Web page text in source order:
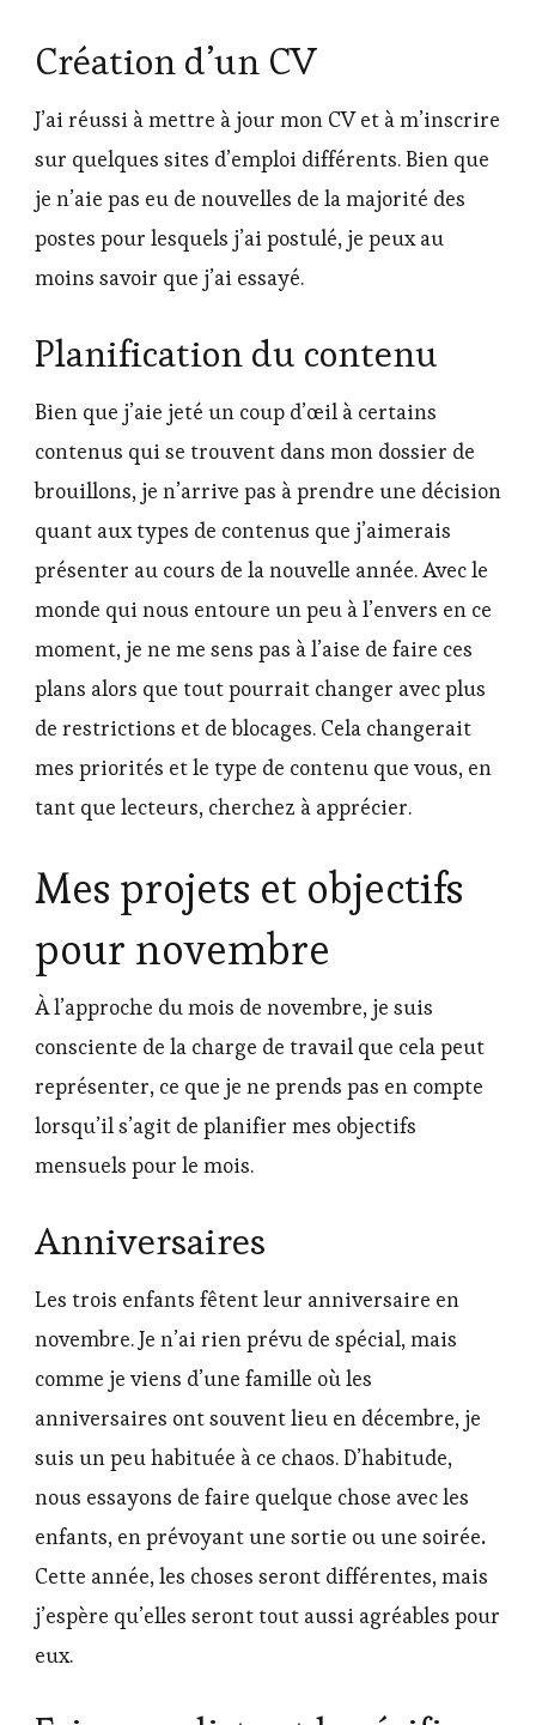
Création d’un CV
J’ai réussi à mettre à jour mon CV et à m’inscrire
sur quelques sites d’emploi différents. Bien que
je n’aie pas eu de nouvelles de la majorité des
postes pour lesquels j’ai postulé, je peux au
moins savoir que j’ai essayé.
Planification du contenu
Bien que j’aie jeté un coup d’œil à certains
contenus qui se trouvent dans mon dossier de
brouillons, je n’arrive pas à prendre une décision
quant aux types de contenus que j’aimerais
présenter au cours de la nouvelle année. Avec le
monde qui nous entoure un peu à l’envers en ce
moment, je ne me sens pas à l’aise de faire ces
plans alors que tout pourrait changer avec plus
de restrictions et de blocages. Cela changerait
mes priorités et le type de contenu que vous, en
tant que lecteurs, cherchez à apprécier.
Mes projets et objectifs
pour novembre
À l’approche du mois de novembre, je suis
consciente de la charge de travail que cela peut
représenter, ce que je ne prends pas en compte
lorsqu’il s’agit de planifier mes objectifs
mensuels pour le mois.
Anniversaires
Les trois enfants fêtent leur anniversaire en
novembre. Je n’ai rien prévu de spécial, mais
comme je viens d’une famille où les
anniversaires ont souvent lieu en décembre, je
suis un peu habituée à ce chaos. D’habitude,
nous essayons de faire quelque chose avec les
enfants, en prévoyant une sortie ou une soirée.
Cette année, les choses seront différentes, mais
j’espère qu’elles seront tout aussi agréables pour
eux.